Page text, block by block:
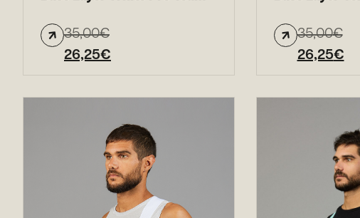
35,00€
26,25€
35,00€
26,25€